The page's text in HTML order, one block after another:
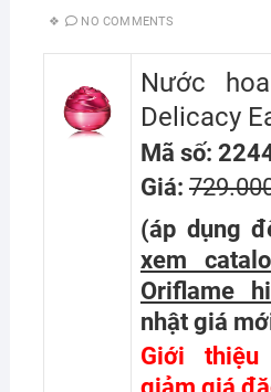
NO COMMENTS
Nước
Delicacy
Mã số:
Giá:
(áp dụng
xem
Oriflame
nhật giá
Giới